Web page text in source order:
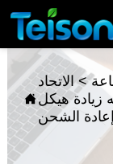

>الاتحاد
زيادة هيكل
إعادة الشحن